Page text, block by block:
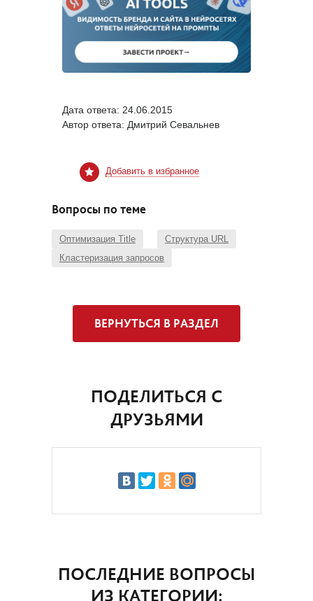
Дата ответа: 24.06.2015
Автор ответа: Дмитрий Севальнев
Добавить в избранное
Вопросы по теме
Оптимизация Title
Структура URL
Кластеризация запросов
ВЕРНУТЬСЯ В РАЗДЕЛ
ПОДЕЛИТЬСЯ С
ДРУЗЬЯМИ
ПОСЛЕДНИЕ ВОПРОСЫ
ИЗ КАТЕГОРИИ: